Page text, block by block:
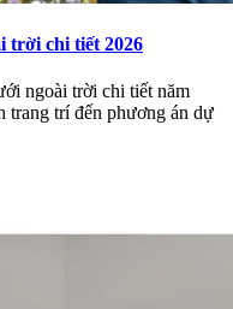
trời chi tiết 2026
ngoài trời chi tiết năm
trang trí đến phương án dự